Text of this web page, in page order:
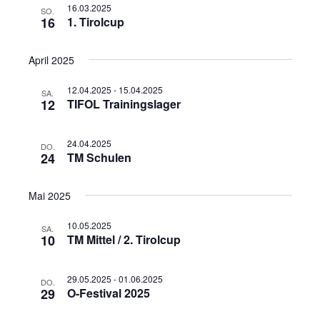
SO.
16 1. Tirolcup
16.03.2025
April 2025
SA.
12 TIFOL Trainingslager
12.04.2025 - 15.04.2025
DO.
24 TM Schulen
24.04.2025
Mai 2025
SA.
10 TM Mittel / 2. Tirolcup
10.05.2025
DO.
29 O-Festival 2025
29.05.2025 -01.06.2025